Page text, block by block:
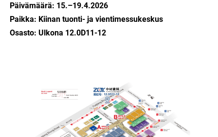
Päivämäärä: 15.–19.4.2026
Paikka: Kiinan tuonti- ja vientimessukeskus
Osasto: Ulkona 12.0D11-12